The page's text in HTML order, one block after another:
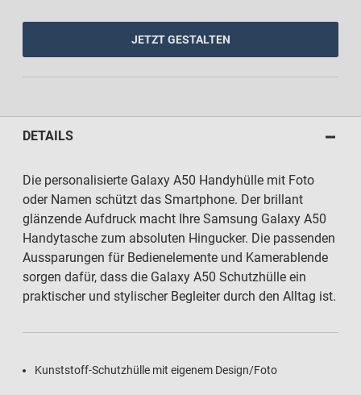
JETZT GESTALTEN
DETAILS
Die personalisierte Galaxy A50 Handyhülle mit Foto
oder Namen schützt das Smartphone. Der brillant
glänzende Aufdruck macht Ihre Samsung Galaxy A50
Handytasche zum absoluten Hingucker. Die passenden
Aussparungen für Bedienelemente und Kamerablende
sorgen dafür, dass die Galaxy A50 Schutzhülle ein
praktischer und stylischer Begleiter durch den Alltag ist.
Kunststoff-Schutzhülle mit eigenem Design/Foto